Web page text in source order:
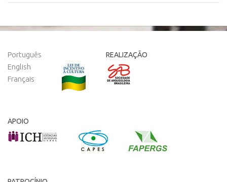
Português
English
Français
REALIZAÇÃO
APOIO